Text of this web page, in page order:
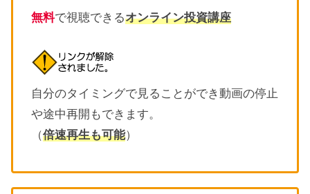
無料で視聴できるオンライン投資講座
自分のタイミングで見ることができ動画の停止
や途中再開もできます。
（倍速再生も可能）